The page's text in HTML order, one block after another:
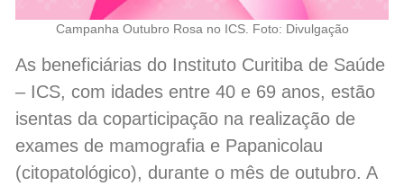
Campanha Outubro Rosa no ICS. Foto: Divulgação
As beneficiárias do Instituto Curitiba de Saúde
– ICS, com idades entre 40 e 69 anos, estão
isentas da coparticipação na realização de
exames de mamografia e Papanicolau
(citopatológico), durante o mês de outubro. A